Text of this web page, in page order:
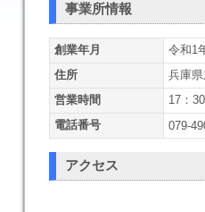
事業所情報
創業年月
令和1
住所
兵庫
営業時間
17：
電話番号
079-
アクセス